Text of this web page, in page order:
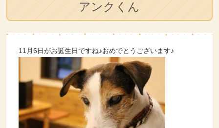
アンクくん
11月6日がお誕生日ですね♪おめでとうございます♪